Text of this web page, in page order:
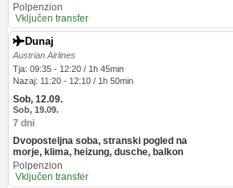
Polpenzion
Vključen transfer
Dunaj
Austrian Airlines
Tja: 09:35 - 12:20 / 1h 45min
Nazaj: 11:20 - 12:10 / 1h 50min
Sob, 12.09.
Sob, 19.09.
7 dni
Dvoposteljna soba, stranski pogled na
morje, klima, heizung, dusche, balkon
Polpenzion
Vključen transfer